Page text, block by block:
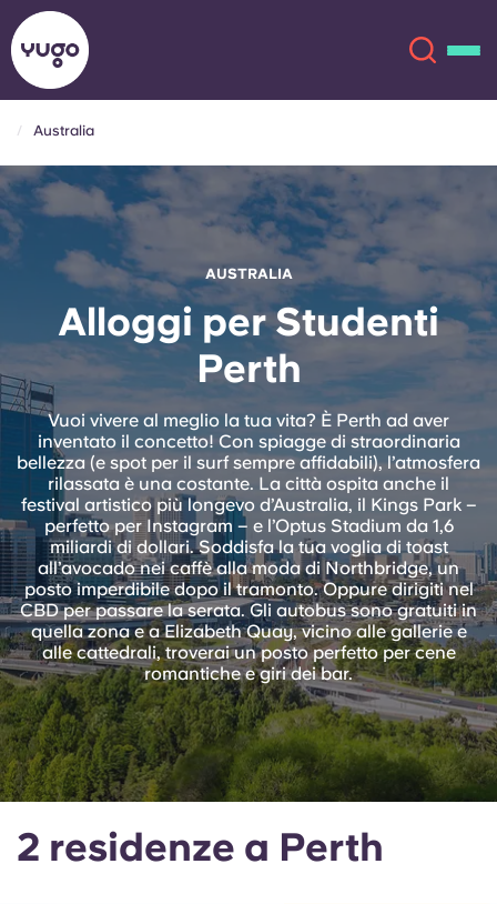
Chi siamo
Account Lingua
English (GB)
English (US)
Chinese
Español
Català
Seleziona un paese
Seleziona una città
Seleziona una residenza
Accedi
Prenota ora
English (GB)
English (US)
Chinese Español
Italian French
Portuguese
Australia
AUSTRALIA
Alloggi per Studenti
Perth
Vuoi vivere al meglio la tua vita? È Perth ad aver
inventato il concetto! Con spiagge di straordinaria
bellezza (e spot per il surf sempre affidabili), l’atmosfera
rilassata è una costante. La città ospita anche il
festival artistico più longevo d’Australia, il Kings Park –
perfetto per Instagram – e l’Optus Stadium da 1,6
miliardi di dollari. Soddisfa la tua voglia di toast
all’avocado nei caffè alla moda di Northbridge, un
posto imperdibile dopo il tramonto. Oppure dirigiti nel
CBD per passare la serata. Gli autobus sono gratuiti in
quella zona e a Elizabeth Quay, vicino alle gallerie e
alle cattedrali, troverai un posto perfetto per cene
romantiche e giri dei bar.
2 residenze a Perth